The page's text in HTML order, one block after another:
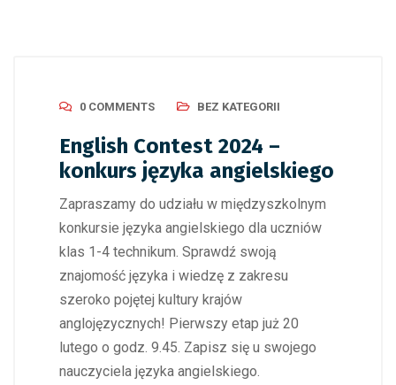
0 COMMENTS BEZ KATEGORII
English Contest 2024 –
konkurs języka angielskiego
Zapraszamy do udziału w międzyszkolnym
konkursie języka angielskiego dla uczniów
klas 1-4 technikum. Sprawdź swoją
znajomość języka i wiedzę z zakresu
szeroko pojętej kultury krajów
anglojęzycznych! Pierwszy etap już 20
lutego o godz. 9.45. Zapisz się u swojego
nauczyciela języka angielskiego.